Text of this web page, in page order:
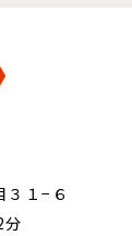
１−６